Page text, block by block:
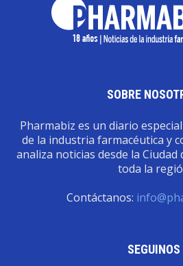
SOBRE
Pharmabiz es un diario
de la industria farmacéutica y
analiza noticias desde la
toda la
Contáctanos:
SEGUINOS